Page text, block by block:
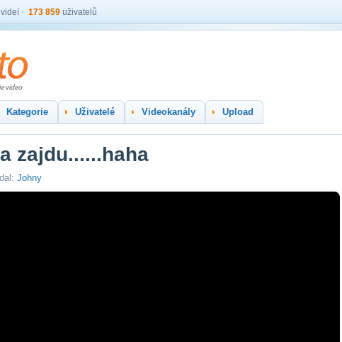
videí 173 859 uživatelů
Kategorie Uživatelé Videokanály Upload
zajdu......haha
Johny